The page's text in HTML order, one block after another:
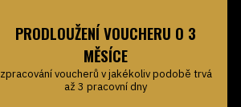
PRODLOUŽENÍ VOUCHERU O 3
MĚSÍCE
zpracování voucherů v jakékoliv podobě trvá
až 3 pracovní dny